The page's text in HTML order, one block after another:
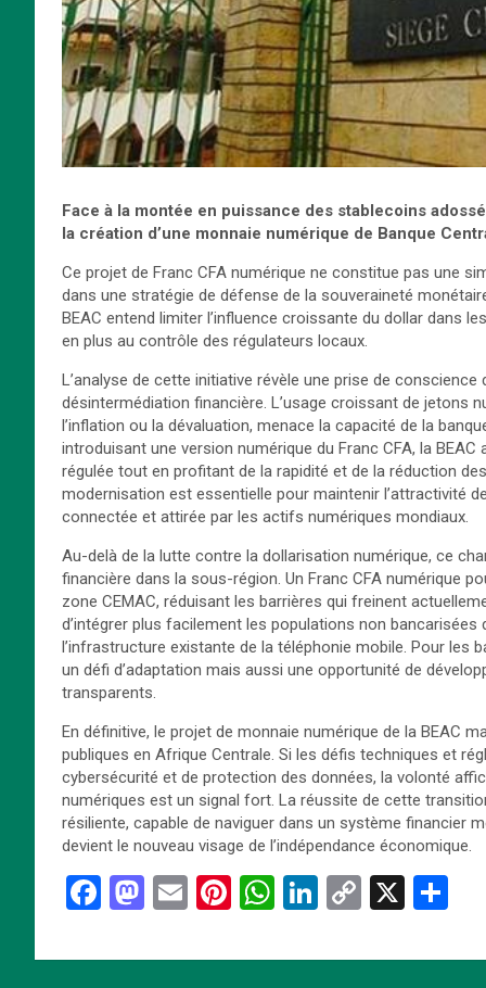
Face à la montée en puissance des stablecoins
la création d’une monnaie numérique de Banque
Ce projet de Franc CFA numérique ne constitue pas une
dans une stratégie de défense de la souveraineté
BEAC entend limiter l’influence croissante du dollar dans
en plus au contrôle des régulateurs locaux.
L’analyse de cette initiative révèle une prise de
désintermédiation financière. L’usage croissant de jetons
l’inflation ou la dévaluation, menace la capacité de la
introduisant une version numérique du Franc CFA, la
régulée tout en profitant de la rapidité et de la réduction
modernisation est essentielle pour maintenir l’attractivité
connectée et attirée par les actifs numériques mondiaux.
Au-delà de la lutte contre la dollarisation numérique, ce
financière dans la sous-région. Un Franc CFA numérique
zone CEMAC, réduisant les barrières qui freinent
d’intégrer plus facilement les populations non
l’infrastructure existante de la téléphonie mobile. Pour
un défi d’adaptation mais aussi une opportunité de
transparents.
En définitive, le projet de monnaie numérique de la BEAC
publiques en Afrique Centrale. Si les défis techniques et
cybersécurité et de protection des données, la volonté
numériques est un signal fort. La réussite de cette
résiliente, capable de naviguer dans un système financier
devient le nouveau visage de l’indépendance économique.
F
ce
M
st
E
ail
Pi
er
W
at
Li
ke
C
py
X
ta